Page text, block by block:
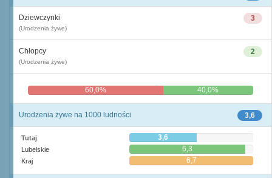
3
Dziewczynki
(Urodzenia żywe)
2
Chłopcy
(Urodzenia żywe)
60,0% 40,0%
3,6
Urodzenia żywe na 1000 ludności
Tutaj 3,6
Lubelskie 6,3
Kraj 6,7